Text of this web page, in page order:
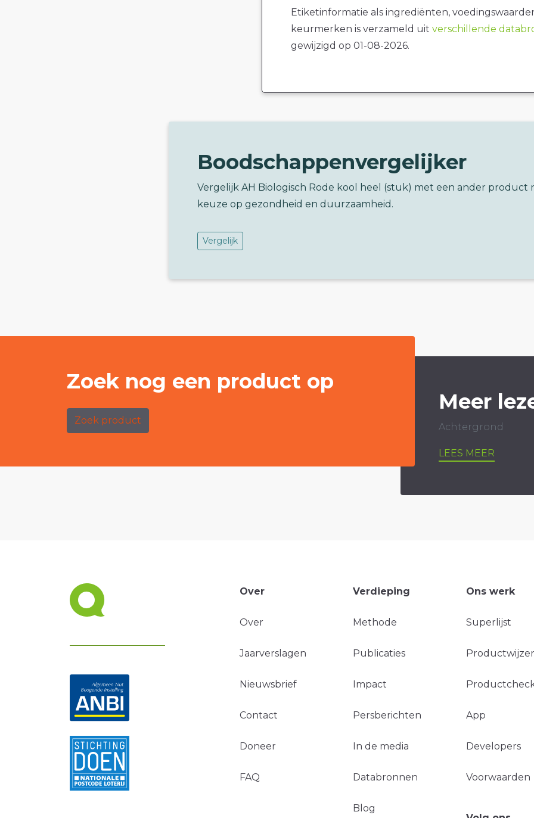
Etiketinformatie als ingrediënten,
keurmerken is verzameld uit verschillende
gewijzigd op 01-08-2026.
Boodschappenvergelijker
Vergelijk AH Biologisch Rode kool heel (stuk) met een ander product
keuze op gezondheid en duurzaamheid.
Vergelijk
Zoek nog een product op
Zoek product
Meer
Achtergrond
LEES MEER
Over
Over
Jaarverslagen
Nieuwsbrief
Contact
Doneer
FAQ
Verdieping
Methode
Publicaties
Impact
Persberichten
In de media
Databronnen
Blog
Ons werk
Superlijst
App
Developers
Voorwaarden